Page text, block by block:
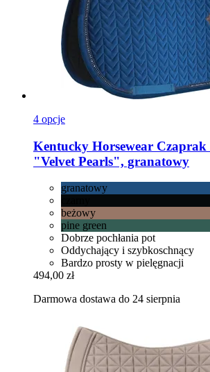
4 opcje
Kentucky Horsewear Czaprak
"Velvet Pearls", granatowy
granatowy
beżowy
pine green
Dobrze pochłania pot
Oddychający i szybkoschnący
Bardzo prosty w pielęgnacji
494,00 zł
Darmowa dostawa do 24 sierpnia